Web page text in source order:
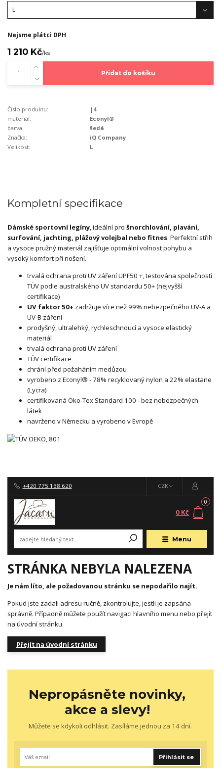
Nejsme plátci DPH
1 210 Kč/ks
Přidat do košíku
Číslo produktu:
|4
materiál:
Econyl®
barva:
šedá
Značka:
iQ Company
Velikost:
L
Kompletní specifikace
Dámské sportovní legíny, ideální pro šnorchlování, plavání,
surfování, jachting, plážový volejbal nebo fitnes. Perfektní střih
a vysoce pružný materiál zajišťuje optimální volnost pohybu a
vysoký komfort při nošení.
trvalá ochrana proti UV záření UPF50 +, testována společností
TÜV podle australského UV standardu 50+ (nejvyšší
certifikace)
UV faktor 50+ zadržuje více než 99% nebezpečného UV-A a
UV-B záření
prodyšný, ultralehký, rychleschnoucí a vysoce elastický
materiál
trvalá ochrana proti UV záření
TÜV certifikace
chrání před požaháním medůzou
vyrobeno z Econyl® - 78% recyklovaný nylon a 22% elastane
(Lycra)
certifikovaná Öko-Tex Standard 100 - bez nebezpečných
látek
navrženo v Německu a vyrobeno v Evropě
Menu
CZK
+420 775 138 620
0
0 Kč
STRÁNKA NEBYLA NALEZENA
Je nám líto, ale požadovanou stránku se nepodařilo najít.
Pokud jste zadali adresu ručně, zkontrolujte, jestli je zapsána
správně. Případně můžete použít navigaci hlavního menu nebo přejít
na úvodní stránku.
Přejít na úvodní stránku
Nepropásněte novinky,
akce a slevy!
Můžete se kdykoli odhlásit. Zasíláme jednou za 14 dní.
Přihlásit se